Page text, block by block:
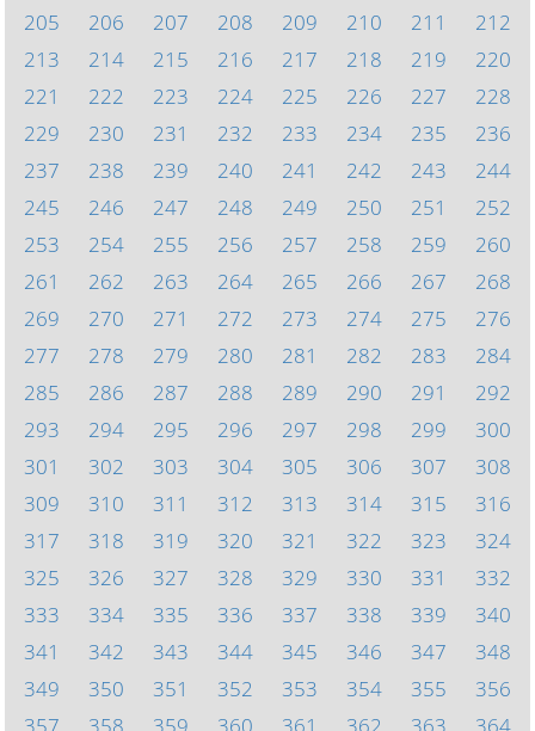
205
206 207 208 209 210 211
212
213
214 215 216 217 218 219
220
221
222 223 224 225 226 227
228
229
230 231 232 233 234 235
236
237
238 239 240 241 242 243
244
245
246 247 248 249 250 251
252
253
254 255 256 257 258 259
260
261
262 263 264 265 266 267
268
269
270 271 272 273 274 275
276
277
278 279 280 281 282 283
284
285
286 287 288 289 290 291
292
293
294 295 296 297 298 299
300
301
302 303 304 305 306 307
308
309
310 311 312 313 314 315
316
317
318 319 320 321 322 323
324
325
326 327 328 329 330 331
332
333
334 335 336 337 338 339
340
341
342 343 344 345 346 347
348
349
350 351 352 353 354 355
356